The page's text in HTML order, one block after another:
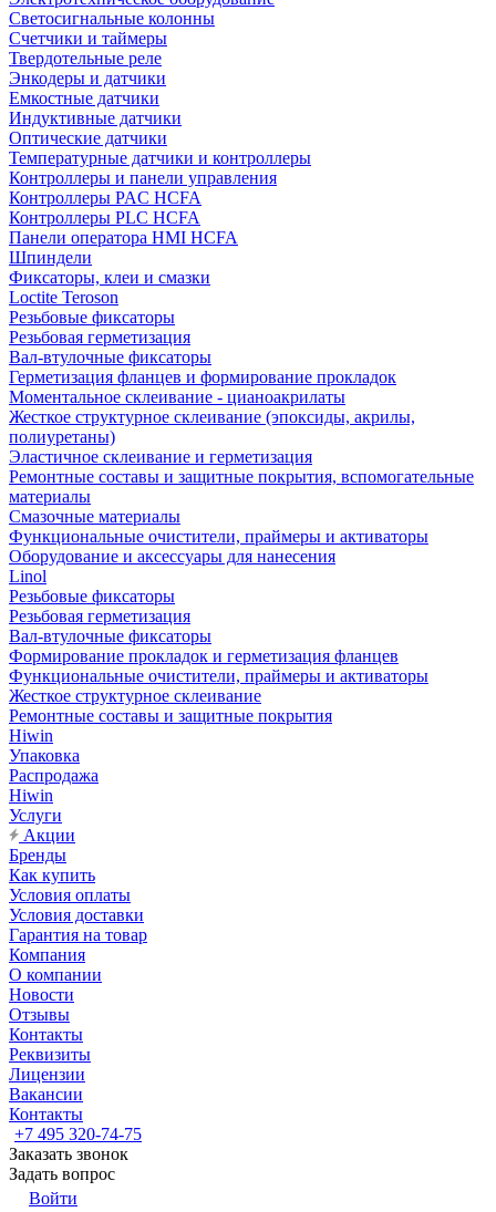
Светосигнальные колонны
Счетчики и таймеры
Твердотельные реле
Энкодеры и датчики
Емкостные датчики
Индуктивные датчики
Оптические датчики
Температурные датчики и контроллеры
Контроллеры и панели управления
Контроллеры PAC HCFA
Контроллеры PLC HCFA
Панели оператора HMI HCFA
Шпиндели
Фиксаторы, клеи и смазки
Loctite Teroson
Резьбовые фиксаторы
Резьбовая герметизация
Вал-втулочные фиксаторы
Герметизация фланцев и формирование прокладок
Моментальное склеивание - цианоакрилаты
Жесткое структурное склеивание (эпоксиды, акрилы,
полиуретаны)
Эластичное склеивание и герметизация
Ремонтные составы и защитные покрытия, вспомогательные
материалы
Смазочные материалы
Функциональные очистители, праймеры и активаторы
Оборудование и аксессуары для нанесения
Linol
Резьбовые фиксаторы
Резьбовая герметизация
Вал-втулочные фиксаторы
Формирование прокладок и герметизация фланцев
Функциональные очистители, праймеры и активаторы
Жесткое структурное склеивание
Ремонтные составы и защитные покрытия
Hiwin
Упаковка
Распродажа
Hiwin
Услуги
Акции
Бренды
Как купить
Условия оплаты
Условия доставки
Гарантия на товар
Компания
О компании
Новости
Отзывы
Контакты
Реквизиты
Лицензии
Вакансии
Контакты
+7 495 320-74-75
Заказать звонок
Задать вопрос
Войти